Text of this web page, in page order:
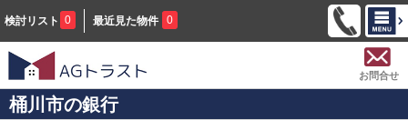
検討リスト 0 最近見た物件 0
お問合せ
桶川市の銀行